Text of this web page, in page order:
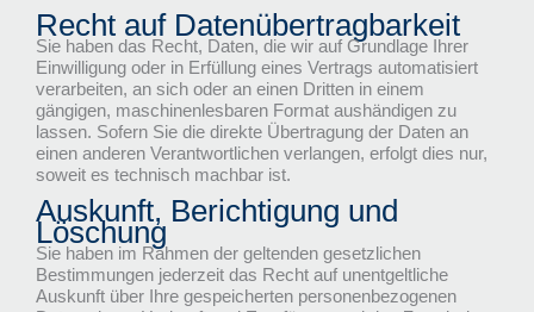
Recht auf Daten­übertrag­barkeit
Sie haben das Recht, Daten, die wir auf Grundlage Ihrer
Einwilligung oder in Erfüllung eines Vertrags automatisiert
verarbeiten, an sich oder an einen Dritten in einem
gängigen, maschinenlesbaren Format aushändigen zu
lassen. Sofern Sie die direkte Übertragung der Daten an
einen anderen Verantwortlichen verlangen, erfolgt dies nur,
soweit es technisch machbar ist.
Auskunft, Berichtigung und
Löschung
Sie haben im Rahmen der geltenden gesetzlichen
Bestimmungen jederzeit das Recht auf unentgeltliche
Auskunft über Ihre gespeicherten personenbezogenen